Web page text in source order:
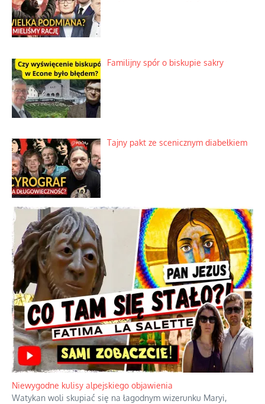
Familijny spór o biskupie sakry
Tajny pakt ze scenicznym diabełkiem
Niewygodne kulisy alpejskiego objawienia
Watykan woli skupiać się na łagodnym wizerunku Maryi,